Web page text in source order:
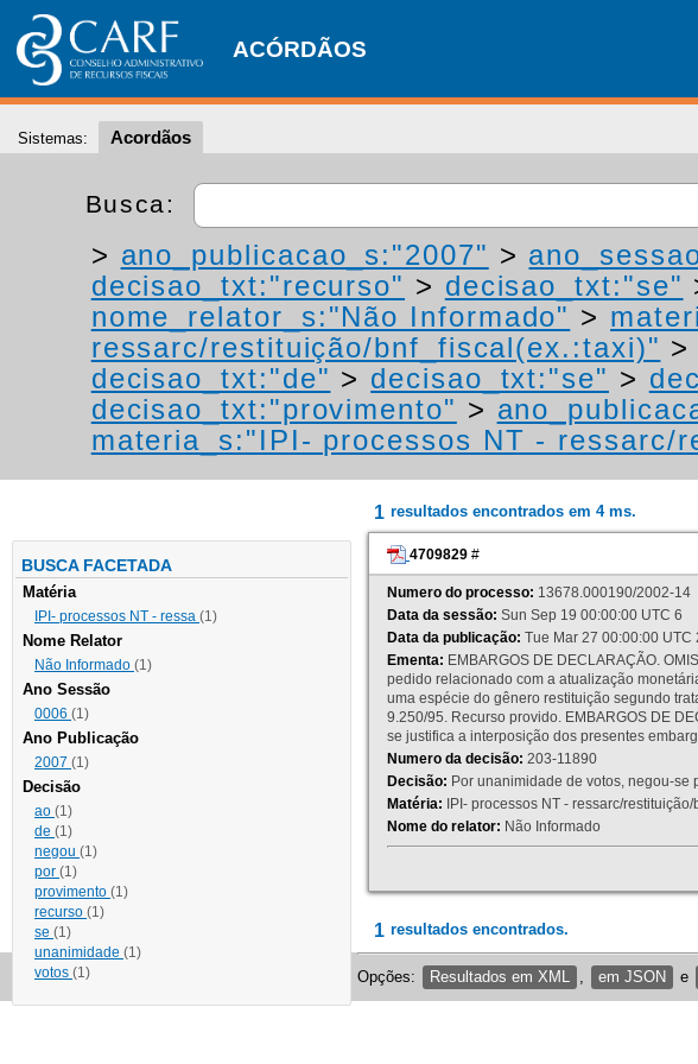
ACÓRDÃOS
Sistemas: Acordãos
Busca:
> ano_publicacao_s:"2007" >
decisao_txt:"recurso" > decisao_txt:"se"
nome_relator_s:"Não Informado" >
ressarc/restituição/bnf_fiscal(ex.:taxi)" >
decisao_txt:"de" > decisao_txt:"se" >
decisao_txt:"provimento" >
materia_s:"IPI- processos NT - ressarc/
BUSCA FACETADA
Matéria
IPI- processos NT - ressa (1)
Nome Relator
Não Informado (1)
Ano Sessão
0006 (1)
Ano Publicação
2007 (1)
Decisão
ao (1)
de (1)
negou (1)
por (1)
provimento (1)
recurso (1)
se (1)
unanimidade (1)
votos (1)
1 resultados encontrados em 4 ms.
4709829 #
Numero do processo: 13678.000190/2002-14
Data da sessão: Sun Sep 19 00:00:00 UTC 6
Data da publicação: Tue Mar 27 00:00:00 UTC
Ementa: EMBARGOS DE DECLARAÇÃO.
pedido relacionado com a atualização
uma espécie do gênero restituição segundo
9.250/95. Recurso provido. EMBARGOS DE
se justifica a interposição dos presentes
Numero da decisão: 203-11890
Decisão: Por unanimidade de votos, negou-se
Matéria: IPI- processos NT - ressarc/
Nome do relator: Não Informado
1 resultados encontrados.
Opções: Resultados em XML em JSON e